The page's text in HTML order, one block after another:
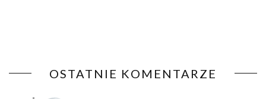
OSTATNIE KOMENTARZE